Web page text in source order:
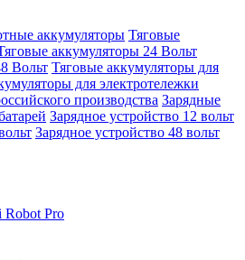
аккумуляторы Тяговые
аккумуляторы 24 Вольт
Вольт Тяговые аккумуляторы для
для электротележки
производства Зарядные
Зарядное устройство 12 вольт
Зарядное устройство 48 вольт
Robot Pro